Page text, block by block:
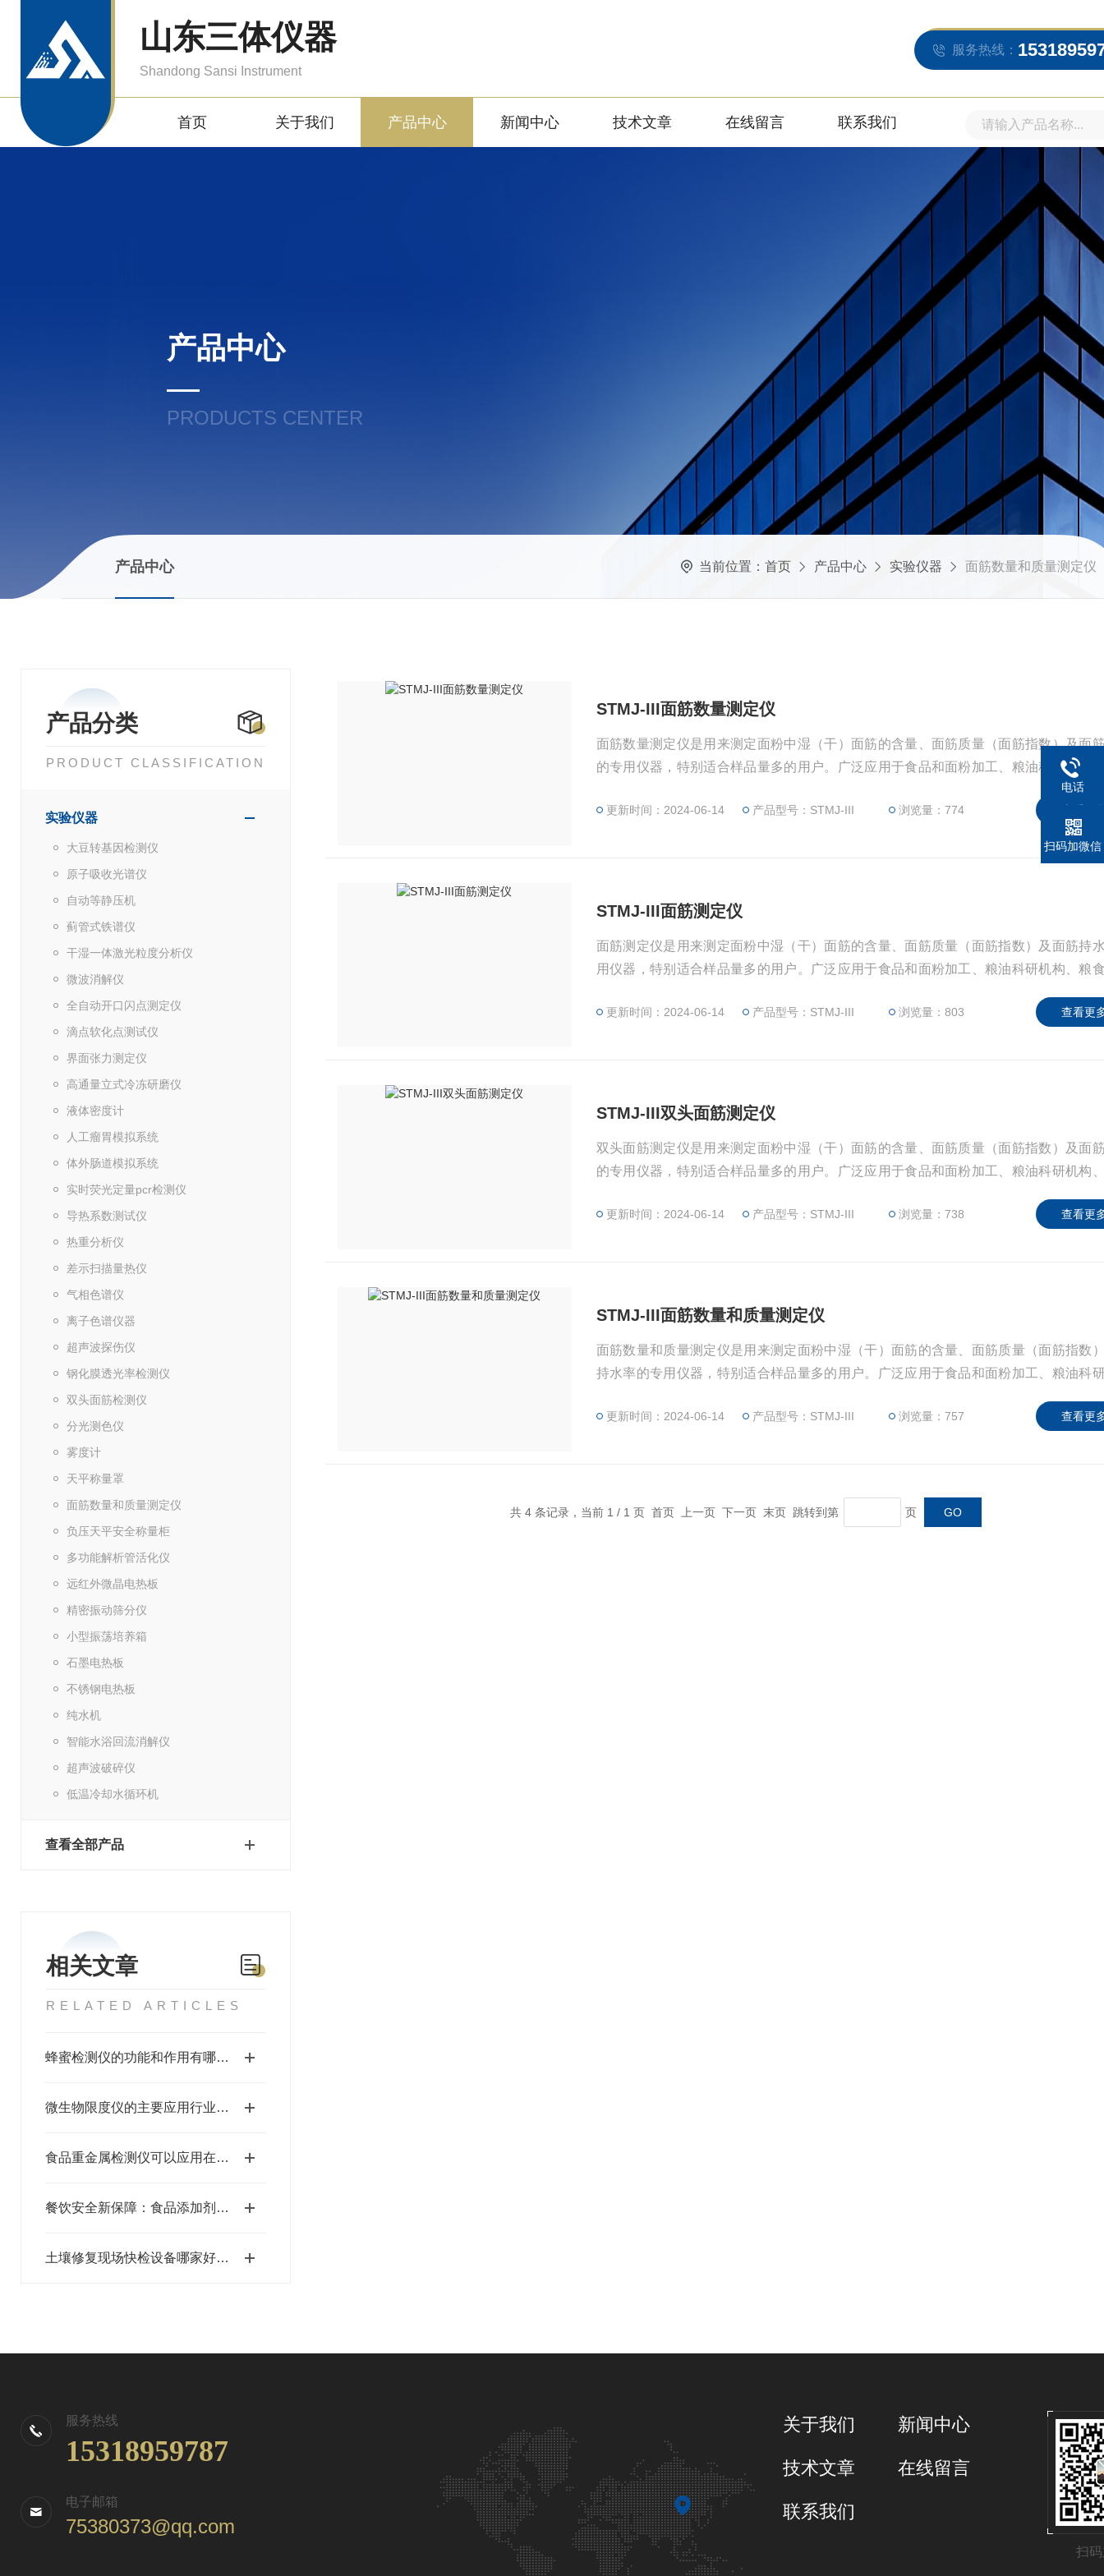
山东三体仪器
Shandong Sansi Instrument
服务热线：
首页 关于我们 产品中心 新闻中心 技术文章 在线留言 联系我们
产品中心
PRODUCTS CENTER
产品中心 当前位置： 首页 产品中心 实验仪器 面筋数量和质量测定仪
产品分类
PRODUCT CLASSIFICATION
实验仪器
大豆转基因检测仪
原子吸收光谱仪
自动等静压机
蓟管式铁谱仪
干湿一体激光粒度分析仪
微波消解仪
全自动开口闪点测定仪
滴点软化点测试仪
界面张力测定仪
高通量立式冷冻研磨仪
液体密度计
人工瘤胃模拟系统
体外肠道模拟系统
实时荧光定量pcr检测仪
导热系数测试仪
热重分析仪
差示扫描量热仪
气相色谱仪
离子色谱仪器
超声波探伤仪
钢化膜透光率检测仪
双头面筋检测仪
分光测色仪
雾度计
天平称量罩
面筋数量和质量测定仪
负压天平安全称量柜
多功能解析管活化仪
远红外微晶电热板
精密振动筛分仪
小型振荡培养箱
石墨电热板
不锈钢电热板
纯水机
智能水浴回流消解仪
超声波破碎仪
低温冷却水循环机
查看全部产品
相关文章
RELATED ARTICLES
蜂蜜检测仪的功能和作用有哪些？
微生物限度仪的主要应用行业介绍#2023山东三体
食品重金属检测仪可以应用在哪些方面
餐饮安全新保障：食品添加剂检测设备精准护航
土壤修复现场快检设备哪家好？山东三体仪器重金属测定仪
STMJ-III面筋数量测定仪
面筋数量测定仪是用来测定面粉中湿（干）面筋的含量、面筋质量（面筋指数）及面
的专用仪器，特别适合样品量多的用户。广泛应用于食品和面粉加工、粮油科研机构
更新时间：2024-06-14 产品型号：STMJ-III 浏览量：774
STMJ-III面筋测定仪
面筋测定仪是用来测定面粉中湿（干）面筋的含量、面筋质量（面筋指数）及面筋持
用仪器，特别适合样品量多的用户。广泛应用于食品和面粉加工、粮油科研机构、粮
更新时间：2024-06-14 产品型号：STMJ-III 浏览量：803 查看更
STMJ-III双头面筋测定仪
双头面筋测定仪是用来测定面粉中湿（干）面筋的含量、面筋质量（面筋指数）及面
的专用仪器，特别适合样品量多的用户。广泛应用于食品和面粉加工、粮油科研机构
更新时间：2024-06-14 产品型号：STMJ-III 浏览量：738 查看更
STMJ-III面筋数量和质量测定仪
面筋数量和质量测定仪是用来测定面粉中湿（干）面筋的含量、面筋质量（面筋指数
持水率的专用仪器，特别适合样品量多的用户。广泛应用于食品和面粉加工、粮油科
更新时间：2024-06-14 产品型号：STMJ-III 浏览量：757 查看更
共 4 条记录，当前 1 / 1 页 首页 上一页 下一页 末页 跳转到第 页
服务热线
15318959787
电子邮箱
75380373@qq.com
扫
关于我们 新闻中心
技术文章 在线留言
联系我们
电话
扫码加微信